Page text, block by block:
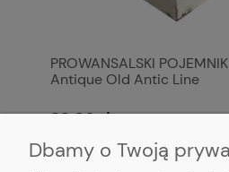
PROWANSALSKI
Antique Old Antic Line
88,00 zł
Dbamy o Twoją